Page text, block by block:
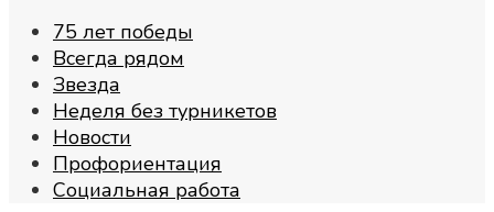
75 лет победы
Всегда рядом
Звезда
Неделя без турникетов
Новости
Профориентация
Социальная работа